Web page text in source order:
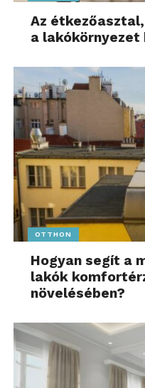
Az
a lakókörnyezet
OTTHON
Hogyan segít a
lakók
növelésében?